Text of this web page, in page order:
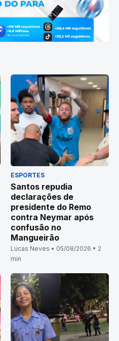
ESPORTES
Santos repudia
declarações de
presidente do Remo
contra Neymar após
confusão no
Mangueirão
Lucas Neves • 05/08/2026 • 2
min